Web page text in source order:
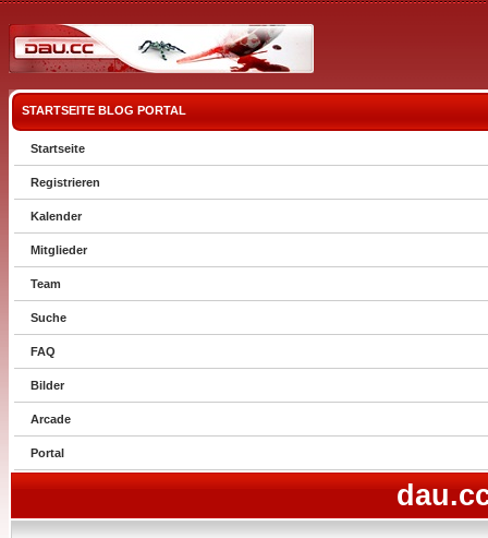
STARTSEITE BLOG PORTAL
Startseite
Registrieren
Kalender
Mitglieder
Team
Suche
FAQ
Bilder
Arcade
Portal